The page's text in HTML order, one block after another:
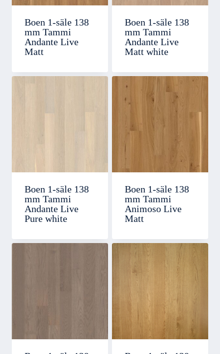
Boen 1-säle 138
mm Tammi
Andante Live
Matt
Boen 1-säle 138
mm Tammi
Andante Live
Matt white
Boen 1-säle 138
mm Tammi
Andante Live
Pure white
Boen 1-säle 138
mm Tammi
Animoso Live
Matt